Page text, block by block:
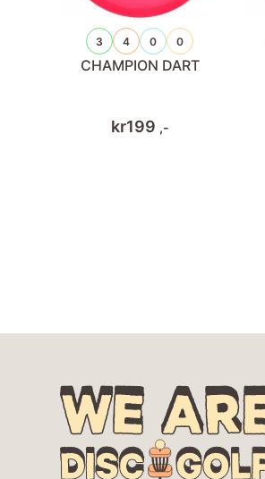
3 4 0 0
CHAMPION DART
kr199 ,-